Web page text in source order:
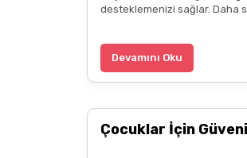
ürün hakkında detaylı
B... P... | 11/04/2025
diliyorum.
desteklemenizi sağlar. Daha
Devamını Oku
Çocuklar İçin